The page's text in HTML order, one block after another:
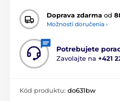
Doprava zdarma od
Možnosti doručenia ›
Potrebujete
Zavolajte na +421
Kód produktu: do631bw